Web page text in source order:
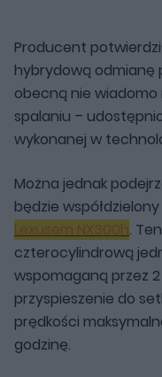
Producent
hybrydową odmianę
obecną nie
spalaniu –
wykonanej w
Można jednak
będzie
Lexusem NX300h.
czterocylindrową
wspomaganą przez
przyspieszenie do
prędkości
godzinę.